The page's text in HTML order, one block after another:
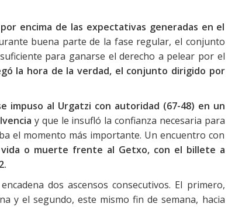
encima de las expectativas generadas en el
buena parte de la fase regular, el conjunto
para ganarse el derecho a pelear por el
la hora de la verdad, el conjunto dirigido por
impuso al Urgatzi con autoridad (67-48) en un
y que le insufló la confianza necesaria para
el momento más importante. Un encuentro con
o muerte frente al Getxo, con el billete a
dos ascensos consecutivos. El primero,
y el segundo, este mismo fin de semana, hacia